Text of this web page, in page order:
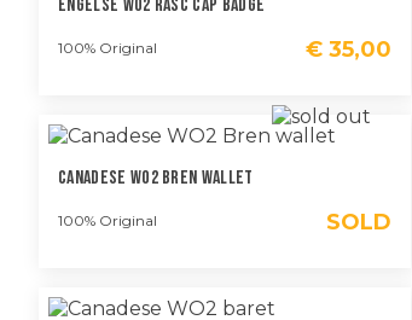
Engelse WO2 RASC Cap Badge
100% Original € 35,00
Canadese WO2 Bren Wallet
100% Original SOLD